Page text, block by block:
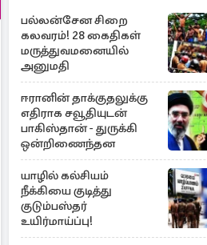
பல்லன்சேன சிறை
கலவரம்! 28 கைதிகள்
மருத்துவமனையில்
அனுமதி
ஈரானின் தாக்குதலுக்கு
எதிராக சவூதியுடன்
பாகிஸ்தான் - துருக்கி
ஒன்றிணைந்தன
யாழில் கல்சியம்
நீக்கியை குடித்து
குடும்பஸ்தர்
உயிர்மாய்ப்பு!